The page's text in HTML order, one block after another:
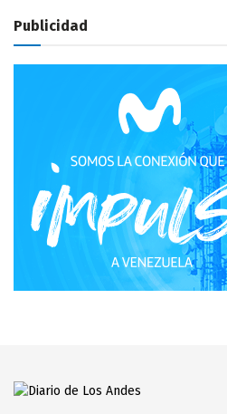
Publicidad